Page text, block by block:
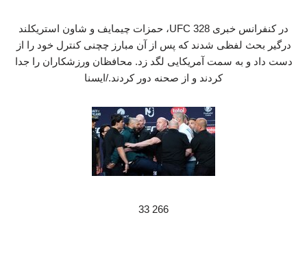
در کنفرانس خبری UFC 328، حمزات چیمایف و شاون استریکلند
درگیر بحث لفظی شدند که پس از آن مبارز چچنی کنترل خود را از
دست داد و به سمت آمریکایی لگد زد. محافظان ورزشکاران را جدا
کردند و از صحنه دور کردند./ایسنا
266 33